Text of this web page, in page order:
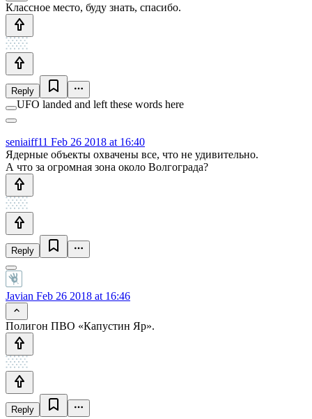
Классное место, буду знать, спасибо.
Reply
UFO landed and left these words here
seniaiff11 Feb 26 2018 at 16:40
Ядерные объекты охвачены все, что не удивительно.
А что за огромная зона около Волгограда?
Reply
Javian Feb 26 2018 at 16:46
Полигон ПВО «Капустин Яр».
Reply